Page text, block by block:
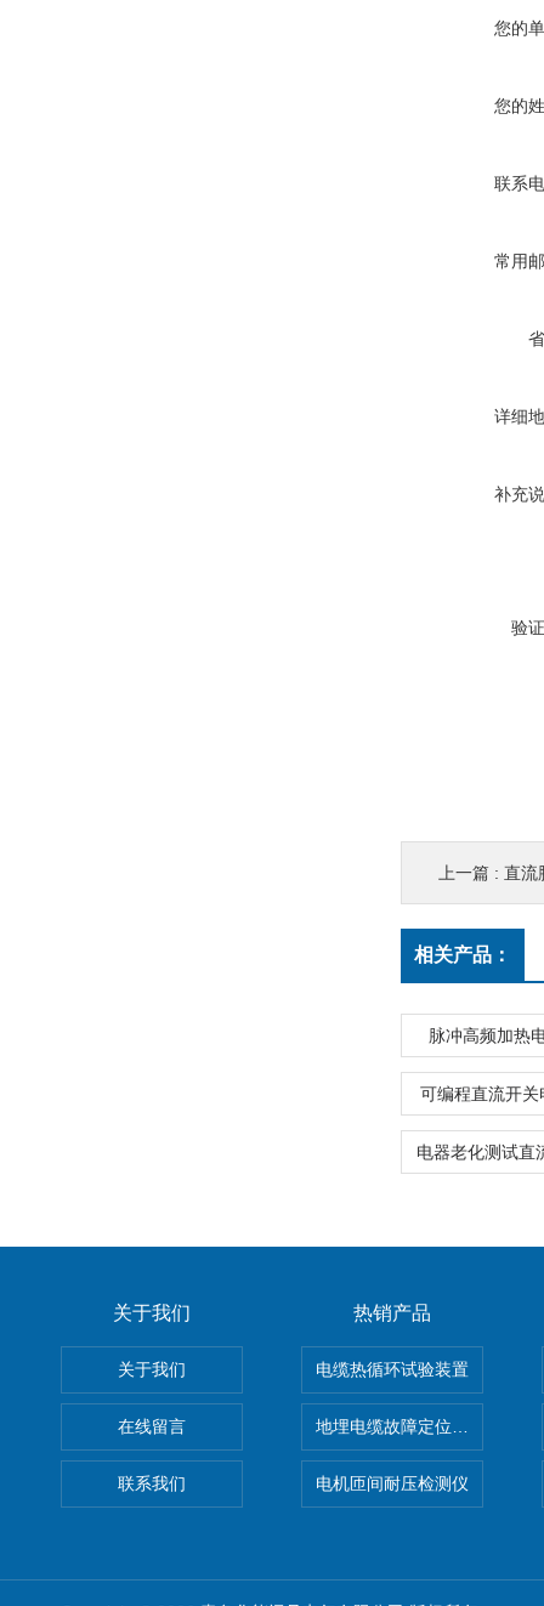
您的
您的
联系
常用
详细
补充
验
上一篇 : 直流
相关产品：
脉冲高频加热
可编程直流开
关于我们
关于我们
在线留言
联系我们
热销产品
电缆热循环试验装置
地埋电缆故障定位仪 地下电
电机匝间耐压检测仪